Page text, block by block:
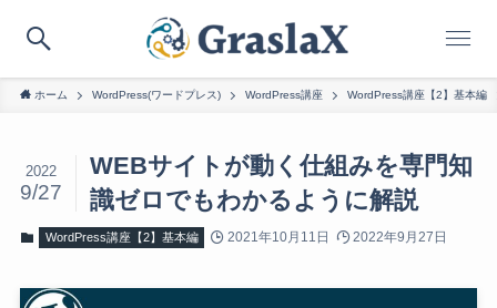
ホーム WordPress(ワードプレス) WordPress講座 WordPress講座【2】基本編
WEBサイトが動く仕組みを専門知
識ゼロでもわかるように解説
2022
9/27
WordPress講座【2】基本編 2021年10月11日 2022年9月27日